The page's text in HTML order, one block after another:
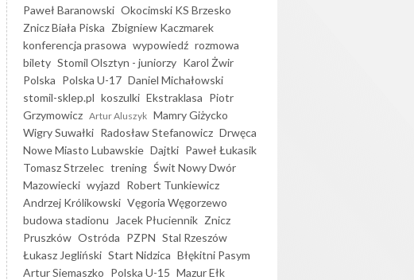
Paweł Baranowski Okocimski KS Brzesko
Znicz Biała Piska Zbigniew Kaczmarek
konferencja prasowa wypowiedź rozmowa
bilety Stomil Olsztyn - juniorzy Karol Żwir
Polska Polska U-17 Daniel Michałowski
stomil-sklep.pl koszulki Ekstraklasa Piotr
Grzymowicz Artur Aluszyk Mamry Giżycko
Wigry Suwałki Radosław Stefanowicz Drwęca
Nowe Miasto Lubawskie Dajtki Paweł Łukasik
Tomasz Strzelec trening Świt Nowy Dwór
Mazowiecki wyjazd Robert Tunkiewicz
Andrzej Królikowski Vęgoria Węgorzewo
budowa stadionu
Jacek Płuciennik Znicz
Pruszków Ostróda PZPN Stal Rzeszów
Łukasz Jegliński Start Nidzica Błękitni Pasym
Artur Siemaszko Polska U-15 Mazur Ełk